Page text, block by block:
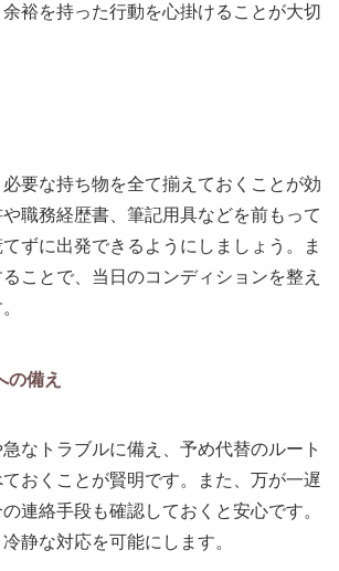
裕を持った行動を心掛けることが大切
要な持ち物を全て揃えておくことが効
職務経歴書、筆記用具などを前もって
ずに出発できるようにしましょう。ま
ことで、当日のコンディションを整え
の備え
なトラブルに備え、予め代替のルート
おくことが賢明です。また、万が一遅
連絡手段も確認しておくと安心です。
静な対応を可能にします。